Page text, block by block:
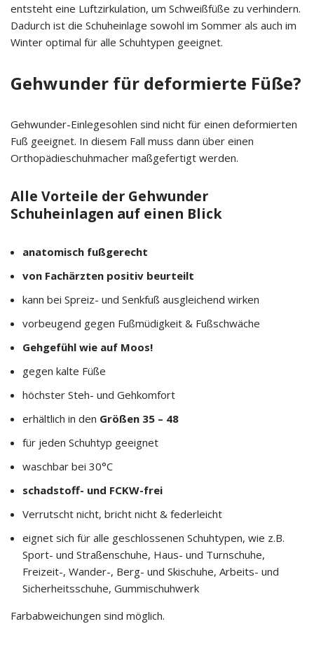
entsteht eine Luftzirkulation, um Schweißfüße zu verhindern.
Dadurch ist die Schuheinlage sowohl im Sommer als auch im
Winter optimal für alle Schuhtypen geeignet.
Gehwunder für deformierte Füße?
Gehwunder-Einlegesohlen sind nicht für einen deformierten
Fuß geeignet. In diesem Fall muss dann über einen
Orthopädieschuhmacher maßgefertigt werden.
Alle Vorteile der Gehwunder
Schuheinlagen auf einen Blick
anatomisch fußgerecht
von Fachärzten positiv beurteilt
kann bei Spreiz- und Senkfuß ausgleichend wirken
vorbeugend gegen Fußmüdigkeit & Fußschwäche
Gehgefühl wie auf Moos!
gegen kalte Füße
höchster Steh- und Gehkomfort
erhältlich in den Größen 35 – 48
für jeden Schuhtyp geeignet
waschbar bei 30°C
schadstoff- und FCKW-frei
Verrutscht nicht, bricht nicht & federleicht
eignet sich für alle geschlossenen Schuhtypen, wie z.B.
Sport- und Straßenschuhe, Haus- und Turnschuhe,
Freizeit-, Wander-, Berg- und Skischuhe, Arbeits- und
Sicherheitsschuhe, Gummischuhwerk
Farbabweichungen sind möglich.